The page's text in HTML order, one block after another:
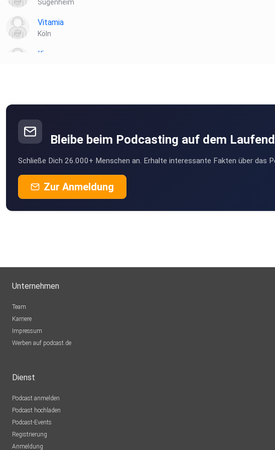
Sugenheim
Vitamia
Köln
Kiannn
podipath
Nettihoert
Bleibe beim Podcasting auf dem
Schließe Dich 26.000+ Menschen an. Erhalte interessante Fakten über das
Zur Anmeldung
Unternehmen
Team
Karriere
Impressum
Werben auf podcast.de
Dienst
Podcast anmelden
Podcast hochladen
Podcast-Events
Registrierung
Anmeldung